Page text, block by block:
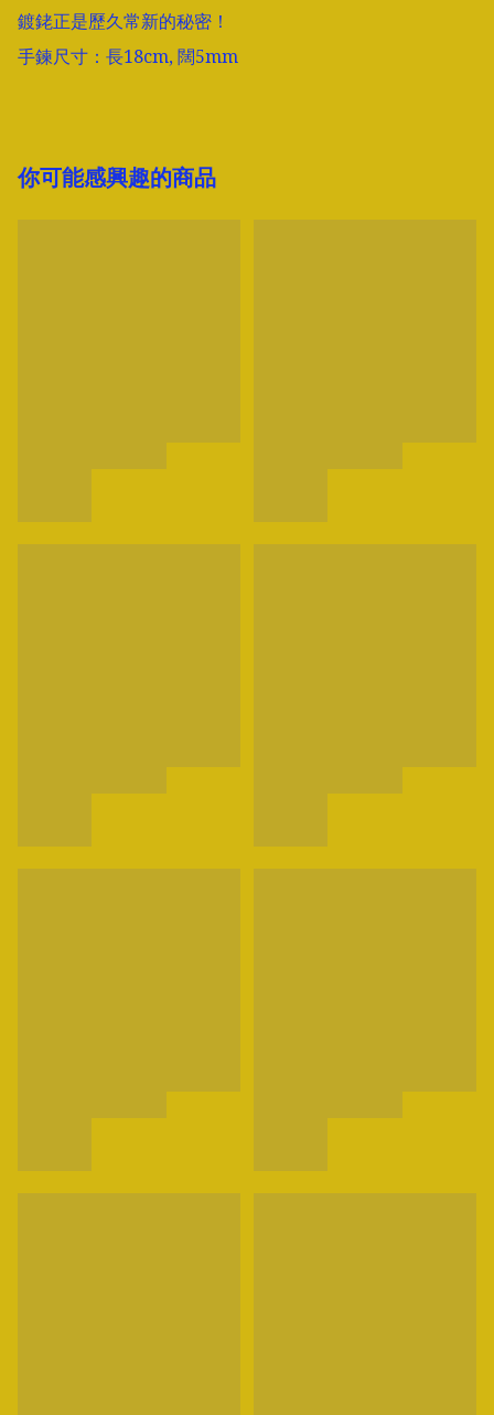
鍍銠正是歷久常新的秘密！
手鍊尺寸：長18cm, 闊5mm
你可能感興趣的商品